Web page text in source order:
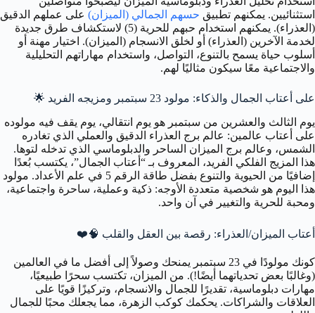
استثنائيين. يمكنهم تطبيق حسهم الجمالي (الميزان) على عملهم الدقيق
(العذراء). يمكنهم استخدام حبهم للحرية (5) لاستكشاف طرق جديدة
لخدمة الآخرين (العذراء) أو لخلق الانسجام (الميزان). اختيار مهنة أو
أسلوب حياة يسمح بالتنوع، التواصل، واستخدام مهاراتهم التحليلية
والاجتماعية معًا سيكون مثاليًا لهم.
على أعتاب الجمال والذكاء: مولود 23 سبتمبر ومزيجه الفريد 🌟
يوم الثالث والعشرين من سبتمبر هو يوم انتقالي، يوم يقف فيه مولوده
على أعتاب عالمين: عالم برج العذراء الدقيق والعملي الذي تغادره
الشمس، وعالم برج الميزان الساحر والدبلوماسي الذي تدخله لتوها.
هذا المزيج الفلكي الفريد، المعروف بـ “أعتاب الجمال”، يكتسب بُعدًا
إضافيًا من الحيوية والتنوع بفضل طاقة الرقم 5 في علم الأعداد. مولود
هذا اليوم هو شخصية متعددة الأوجه: ذكية وعملية، ساحرة واجتماعية،
ومحبة للحرية والتغيير في آن واحد.
أعتاب الميزان/العذراء: رقصة بين العقل والقلب 🧠❤️
كونك مولودًا في 23 سبتمبر يمنحك وصولاً إلى أفضل ما في العالمين
(وغالبًا بعض تحدياتهما أيضًا!). من الميزان، تكتسب سحرًا طبيعيًا،
مهارات دبلوماسية، تقديرًا للجمال والانسجام، وتركيزًا قويًا على
العلاقات والشراكات. يحكمك كوكب الزهرة، مما يجعلك محبًا للجمال